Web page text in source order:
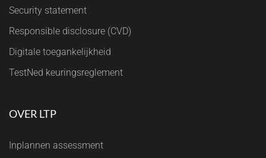
Security statement
Responsible disclosure (CVD)
Digitale toegankelijkheid
TestNed keuringsreglement
OVER LTP
Inplannen assessment